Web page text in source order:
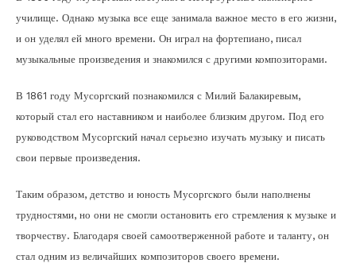
училище. Однако музыка все еще занимала важное место в его жизни,
и он уделял ей много времени. Он играл на фортепиано, писал
музыкальные произведения и знакомился с другими композиторами.
В 1861 году Мусоргский познакомился с Милий Балакиревым,
который стал его наставником и наиболее близким другом. Под его
руководством Мусоргский начал серьезно изучать музыку и писать
свои первые произведения.
Таким образом, детство и юность Мусоргского были наполнены
трудностями, но они не смогли остановить его стремления к музыке и
творчеству. Благодаря своей самоотверженной работе и таланту, он
стал одним из величайших композиторов своего времени.